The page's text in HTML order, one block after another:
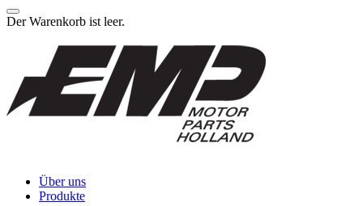
Der Warenkorb ist leer.
Über uns
Produkte